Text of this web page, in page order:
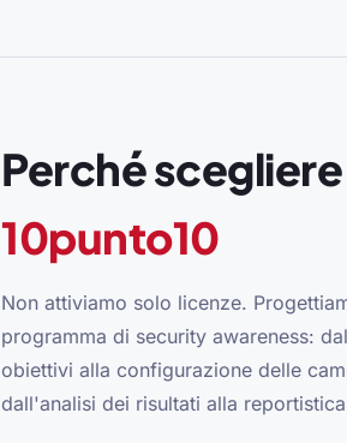
Perché scegliere
10punto10
Non attiviamo solo licenze.
programma di security awareness:
obiettivi alla configurazione delle
dall'analisi dei risultati alla